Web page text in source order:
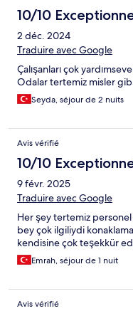
10/10
2 déc. 2024
Traduire avec Google
Çalışanları çok
Odalar tertemiz misler
Seyda, séjour de 2 nuits
Avis vérifié
10/10
9 févr. 2025
Traduire avec Google
Her şey tertemiz personel
bey çok ilgiliydi
kendisine çok teşekkür
Emrah, séjour de 1 nuit
Avis vérifié